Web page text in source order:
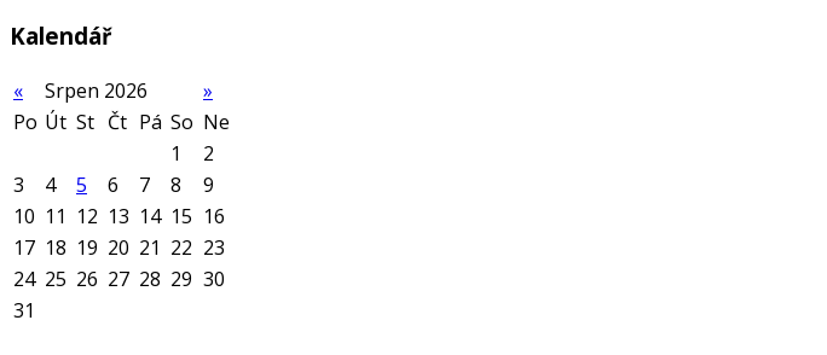
Kalendář
« Srpen 2026
»
Po Út St Čt Pá So Ne
1
2
3
4 5 6 7 8
9
10 11 12 13 14 15 16
17 18 19 20 21 22 23
24 25 26 27 28 29 30
31